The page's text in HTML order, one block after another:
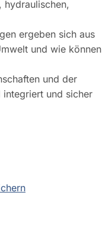
ergeben sich aus
und wie können
und der
integriert und sicher